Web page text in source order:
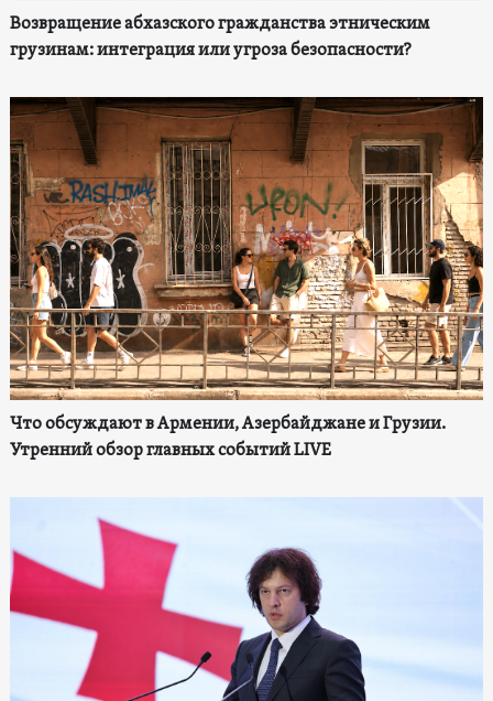
Возвращение абхазского гражданства этническим
грузинам: интеграция или угроза безопасности?
Что обсуждают в Армении, Азербайджане и Грузии.
Утренний обзор главных событий LIVE